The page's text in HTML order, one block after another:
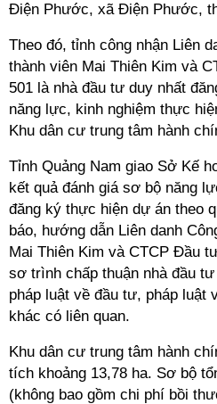
Điện Phước, xã Điện Phước,
Theo đó, tỉnh công nhận Liên
thành viên Mai Thiên Kim và
501 là nhà đầu tư duy nhất
năng lực, kinh nghiệm thực
Khu dân cư trung tâm hành
Tỉnh Quảng Nam giao Sở Kế
kết quả đánh giá sơ bộ năng
đăng ký thực hiện dự án theo
báo, hướng dẫn Liên danh
Mai Thiên Kim và CTCP Đầu
sơ trình chấp thuận nhà đầu
pháp luật về đầu tư, pháp luật
khác có liên quan.
Khu dân cư trung tâm hành
tích khoảng 13,78 ha. Sơ bộ
(không bao gồm chi phí bồi